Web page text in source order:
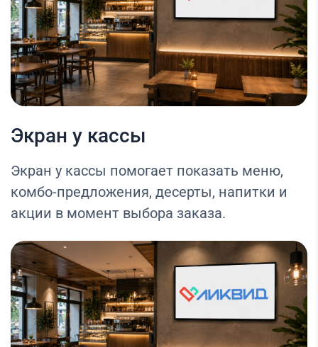
Экран у кассы
Экран у кассы помогает показать меню,
комбо-предложения, десерты, напитки и
акции в момент выбора заказа.